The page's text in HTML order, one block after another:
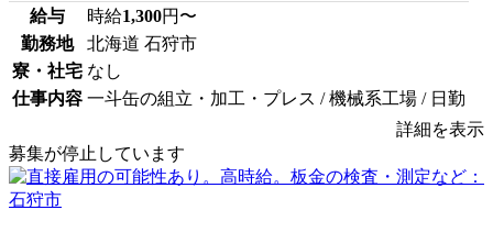
給与 時給1,300円〜
勤務地
北海道 石狩市
寮・社宅 なし
仕事内容 一斗缶の組立・加工・プレス / 機械系工場 / 日勤
詳細を表示
募集が停止しています